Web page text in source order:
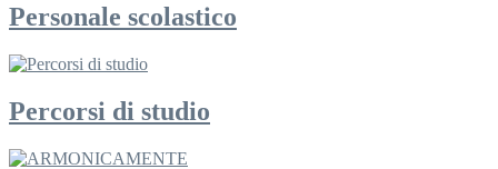
Personale scolastico
Percorsi di studio